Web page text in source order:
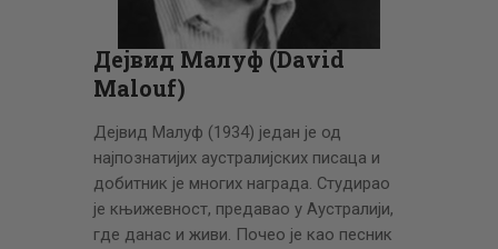
ЦЕНОВНИК
ПИСМО
Дејвид Малуф (David
Malouf)
Дејвид Малуф (1934) један је од
најпознатијих аустралијских писаца и
добитник је многих награда. Студирао
је књижевност, предавао у Аустралији,
где данас и живи. Почео је као песник